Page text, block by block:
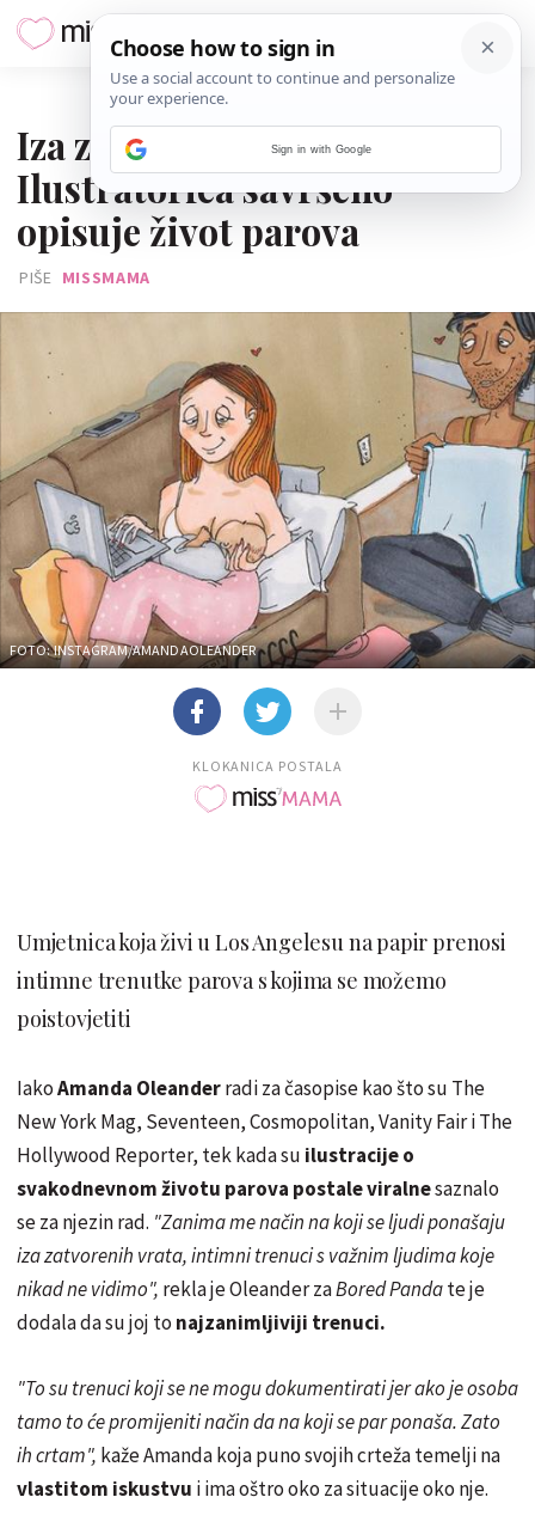
Iza zatvorenih vrata:
Ilustratorica savršeno
opisuje život parova
PIŠE MISSMAMA
FOTO: INSTAGRAM/AMANDAOLEANDER
KLOKANICA POSTALA
Umjetnica koja živi u Los Angelesu na papir prenosi
intimne trenutke parova s kojima se možemo
poistovjetiti
IakoAmanda Oleanderradi za časopise kao što su The
New York Mag, Seventeen, Cosmopolitan, Vanity Fair i The
Hollywood Reporter, tek kada su ilustracije o
svakodnevnom životu parova postale viralnesaznalo
se za njezin rad. "Zanima me način na koji se ljudi ponašaju
iza zatvorenih vrata, intimni trenuci s važnim ljudima koje
nikad ne vidimo", rekla je Oleander zaBored Pandate je
dodala da su joj to najzanimljiviji trenuci.
"To su trenuci koji se ne mogu dokumentirati jer ako je osoba
tamo to će promijeniti način da na koji se par ponaša. Zato
ih crtam", kaže Amanda koja puno svojih crteža temelji na
vlastitom iskustvu i ima oštro oko za situacije oko nje.
Sign in with Google